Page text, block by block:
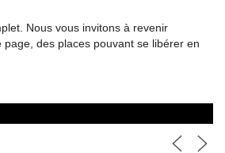
Nous vous invitons à revenir
des places pouvant se libérer en